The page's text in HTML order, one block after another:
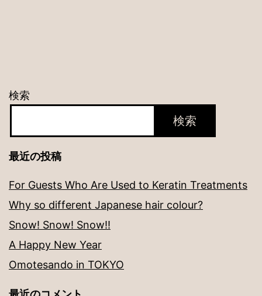
検索
検索
最近の投稿
For Guests Who Are Used to Keratin Treatments
Why so different Japanese hair colour?
Snow! Snow! Snow!!
A Happy New Year
Omotesando in TOKYO